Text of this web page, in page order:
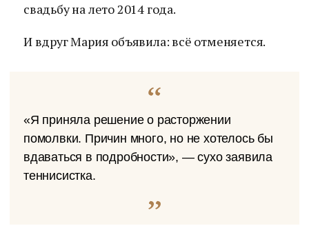
свадьбу на лето 2014 года.
И вдруг Мария объявила: всё отменяется.
«Я приняла решение о расторжении
помолвки. Причин много, но не хотелось бы
вдаваться в подробности», — сухо заявила
теннисистка.